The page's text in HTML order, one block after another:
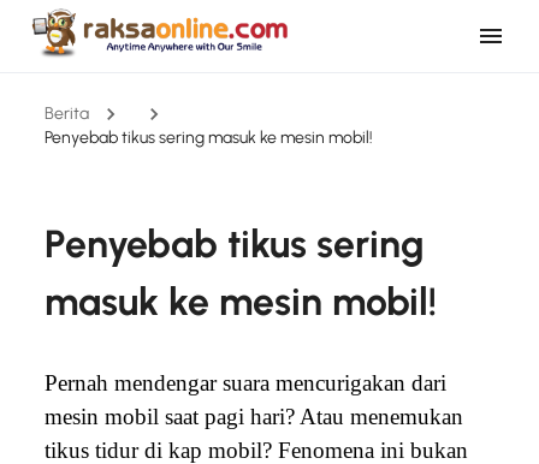
Berita
Penyebab tikus sering masuk ke mesin mobil!
Penyebab tikus sering
masuk ke mesin mobil!
Pernah mendengar suara mencurigakan dari
mesin mobil saat pagi hari? Atau menemukan
tikus tidur di kap mobil? Fenomena ini bukan